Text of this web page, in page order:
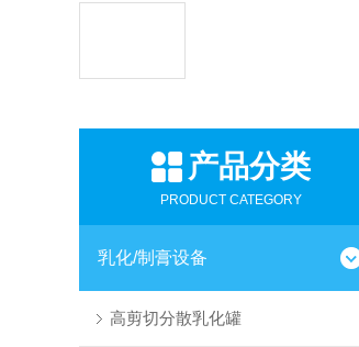
产品分类
PRODUCT CATEGORY
乳化/制膏设备
高剪切分散乳化罐